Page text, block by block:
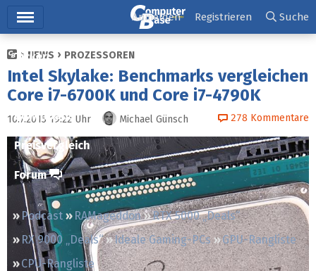
Ticker
Tests
Downloads
Preisvergleich
Forum
Podcast RAMageddon
RTX 5000 „Deals“
RX 9000 „Deals“
Ideale Gaming-PCs
GPU-Rangliste
CPU-Rangliste
Anmelden Registrieren Suche
NEWS PROZESSOREN
Intel Skylake: Benchmarks vergleichen
Core i7-6700K und Core i7-4790K
10.7.2015 19:22 Uhr Michael Günsch 278 Kommentare